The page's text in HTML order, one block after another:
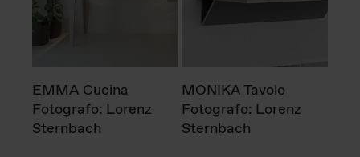
EMMA Cucina
Fotografo: Lorenz
Sternbach
MONIKA Tavolo
Fotografo: Lorenz
Sternbach